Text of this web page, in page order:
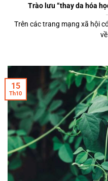
Trào lưu “thay da hóa
Trên các trang mạng xã hội
15
Th10